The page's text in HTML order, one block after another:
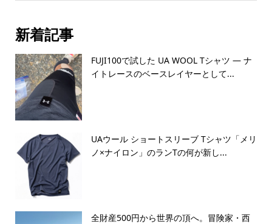
新着記事
FUJI100で試した UA WOOL Tシャツ — ナ
イトレースのベースレイヤーとして...
UAウール ショートスリーブ Tシャツ「メリ
ノ×ナイロン」のランTの何が新し...
全財産500円から世界の頂へ。冒険家・西